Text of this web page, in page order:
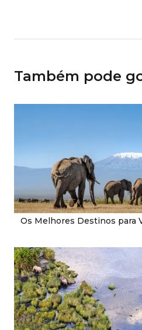
Também pode
Os Melhores Destinos para